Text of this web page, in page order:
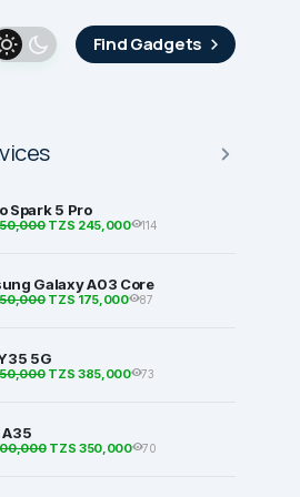
Find Gadgets
Spark 5 Pro
TZS 245,000 114
Galaxy A03 Core
TZS 175,000 87
5G
TZS 385,000 73
A35
TZS 350,000 70